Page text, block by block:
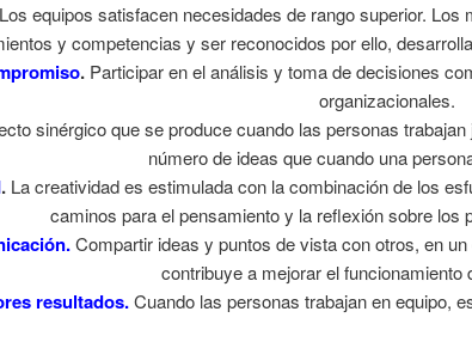
equipos satisfacen necesidades de rango superior. Los
y competencias y ser reconocidos por ello,
.Participar en el análisis y toma de decisiones
organizacionales.
sinérgico que se produce cuando las personas
número de ideas que cuando una
.La creatividad es estimulada con la combinación de los
caminos para el pensamiento y la reflexión sobre
Compartir ideas y puntos de vista con otros, en
contribuye a mejorar el funcionamiento
resultados.Cuando las personas trabajan en equipo,